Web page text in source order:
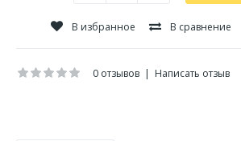
В избранное В сравнение
0 отзывов | Написать отзыв